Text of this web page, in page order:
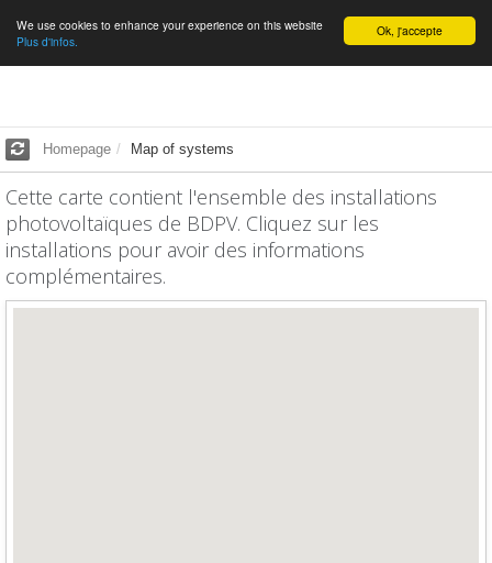
English Ok, j'accepte
We use cookies to enhance your experience on this website
Plus d'infos.
Homepage Map of systems
Cette carte contient l'ensemble des installations
photovoltaïques de BDPV. Cliquez sur les
installations pour avoir des informations
complémentaires.